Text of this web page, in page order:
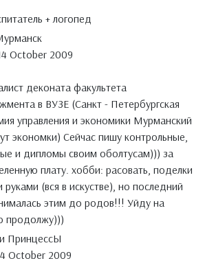
+ логопед
October 2009
деконата факультета
в ВУЗЕ (Санкт - Петербургская
управления и экономики Мурманский
экономки) Сейчас пишу контрольные,
и дипломы своим оболтусам))) за
плату. хобби: расовать, поделки
руками (вся в искустве), но последний
этим до родов!!! Уйду на
продолжу)))
ПринцессЫ
October 2009